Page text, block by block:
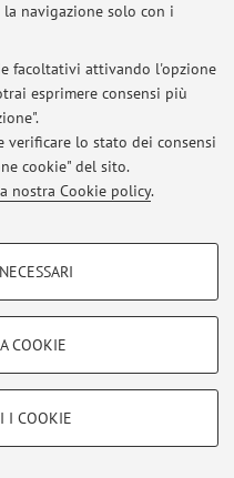
navigazione solo con i
facoltativi attivando l'opzione
esprimere consensi più
verificare lo stato dei consensi
cookie" del sito.
nostra Cookie policy.
esemplificativo, per il corretto
COOKIE
I COOKIE
presenti avvisi.
contenuti del sito.
Cookie